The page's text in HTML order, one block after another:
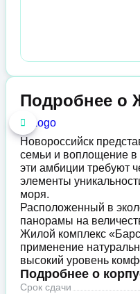
Подробнее о
Новороссийск
семьи и воплощение в
эти амбиции требуют
элементы
моря.
Расположенный в
панорамы на
Жилой комплекс
применение
высокий уровень
Подробнее о
Срок сдачи